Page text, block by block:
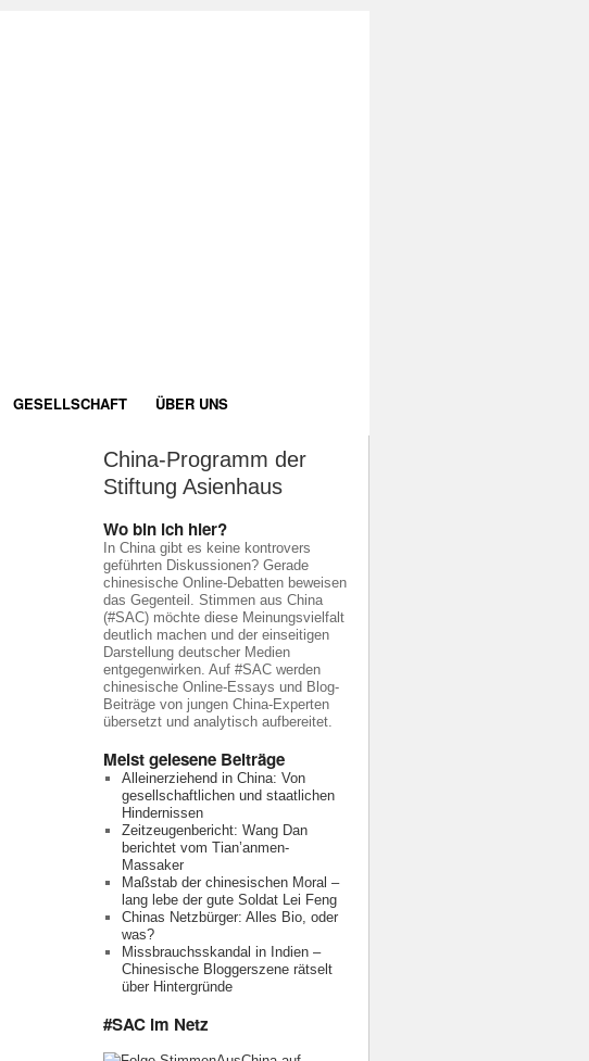
GESELLSCHAFT ÜBER UNS
China-Programm der
Stiftung Asienhaus
Wo bin ich hier?
In China gibt es keine kontrovers
geführten Diskussionen? Gerade
chinesische Online-Debatten beweisen
das Gegenteil. Stimmen aus China
(#SAC) möchte diese Meinungsvielfalt
deutlich machen und der einseitigen
Darstellung deutscher Medien
entgegenwirken. Auf #SAC werden
chinesische Online-Essays und Blog-
Beiträge von jungen China-Experten
übersetzt und analytisch aufbereitet.
Meist gelesene Beiträge
Alleinerziehend in China: Von
gesellschaftlichen und staatlichen
Hindernissen
Zeitzeugenbericht: Wang Dan
berichtet vom Tian’anmen-
Massaker
Maßstab der chinesischen Moral –
lang lebe der gute Soldat Lei Feng
Chinas Netzbürger: Alles Bio, oder
was?
Missbrauchsskandal in Indien –
Chinesische Bloggerszene rätselt
über Hintergründe
#SAC im Netz